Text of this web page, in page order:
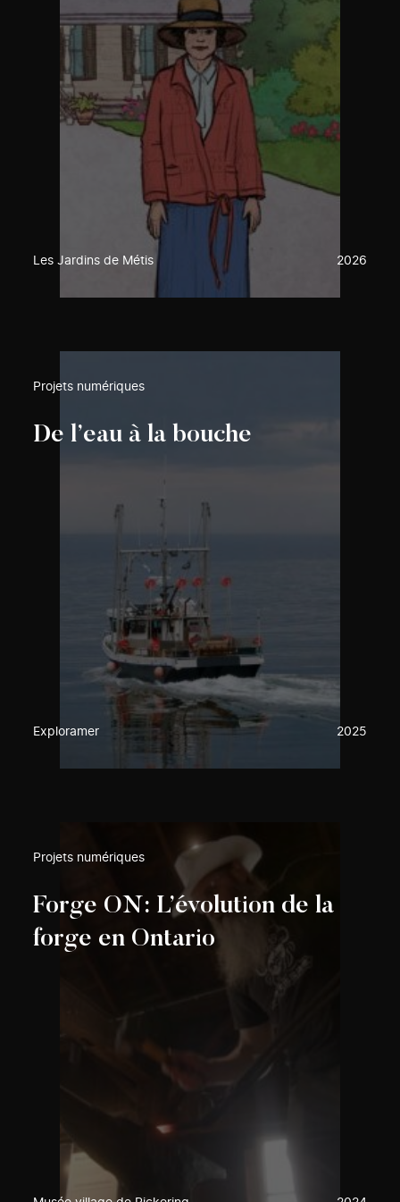
Les Jardins de Métis 2026
Projets numériques
De l’eau à la bouche
Exploramer 2025
Projets numériques
Forge ON: L’évolution de la
forge en Ontario